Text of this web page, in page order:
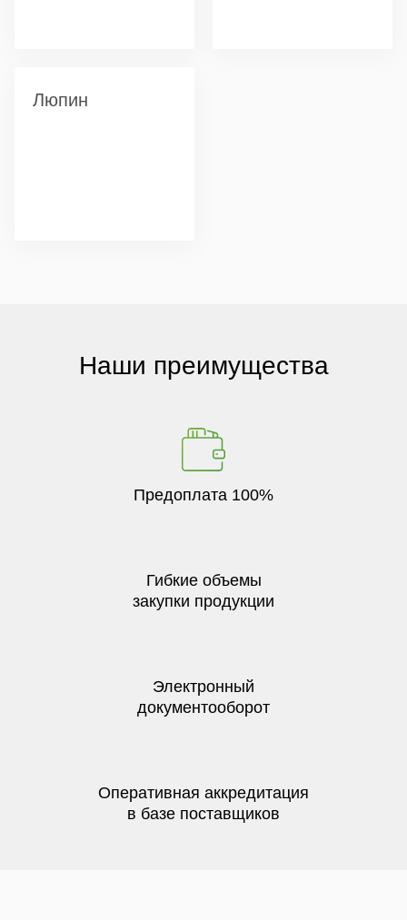
Люпин
Наши преимущества
Предоплата 100%
Гибкие объемы
закупки продукции
Электронный
документооборот
Оперативная аккредитация
в базе поставщиков